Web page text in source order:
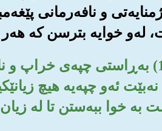
و نافه‌رمانی
له‌و خوایه بترسن که هه‌ر
(10) به‌ڕاستی چپه‌ی خراپ و
ئه‌و چپه‌یه هیچ
به خوا ببه‌ستن تا له